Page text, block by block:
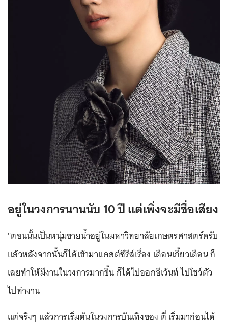
อยู่ในวงการนานนับ 10 ปี แต่เพิ่งจะมีชื่อเสียง
"ตอนนั้นเป็นหนุ่มขายน้ำอยู่ในมหาวิทยาลัยเกษตรศาสตร์ครับ
แล้วหลังจากนั้นก็ได้เข้ามาแคสต์ซีรีส์เรื่อง เดือนเกี้ยวเดือน ก็
เลยทำให้มีงานในวงการมากขึ้น ก็ได้ไปออกอีเว้นท์ ไปโชว์ตัว
ไปทำงาน
แต่จริงๆ แล้วการเริ่มต้นในวงการบันเทิงของ ตี๋ เริ่มมาก่อนได้